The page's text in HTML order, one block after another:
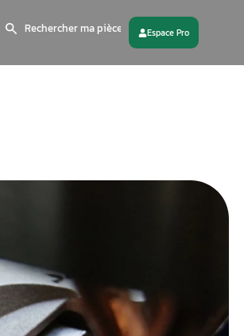
Contactez - nous
Search
for: